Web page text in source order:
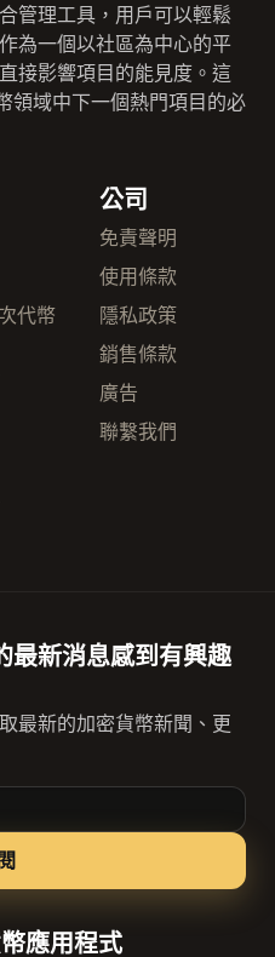
管理工具，用戶可以輕鬆
為一個以社區為中心的平
接影響項目的能見度。這
領域中下一個熱門項目的必
代幣
公司
免責聲明
使用條款
隱私政策
銷售條款
廣告
聯繫我們
最新消息感到有興趣
最新的加密貨幣新聞、更
應用程式